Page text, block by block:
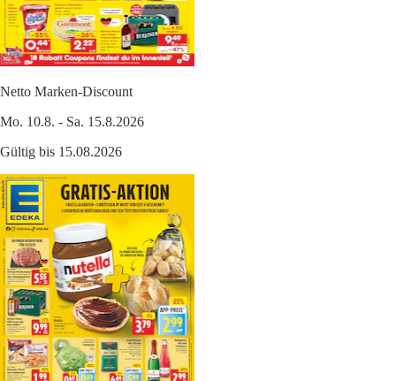
Netto Marken-Discount
Mo. 10.8. - Sa. 15.8.2026
Gültig bis 15.08.2026